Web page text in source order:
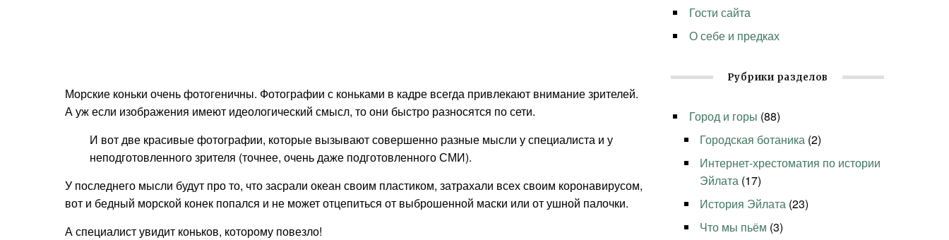
Морские коньки очень фотогеничны. Фотографии с коньками в кадре всегда привлекают внимание зрителей.
А уж если изображения имеют идеологический смысл, то они быстро разносятся по сети.
И вот две красивые фотографии, которые вызывают совершенно разные мысли у специалиста и у
неподготовленного зрителя (точнее, очень даже подготовленного СМИ).
У последнего мысли будут про то, что засрали океан своим пластиком, затрахали всех своим коронавирусом,
вот и бедный морской конек попался и не может отцепиться от выброшенной маски или от ушной палочки.
А специалист увидит коньков, которому повезло!
Гости сайта
О себе и предках
Рубрики разделов
Город и горы (88)
Городская ботаника (2)
Интернет-хрестоматия по истории
Эйлата (17)
История Эйлата (23)
Что мы пьём (3)